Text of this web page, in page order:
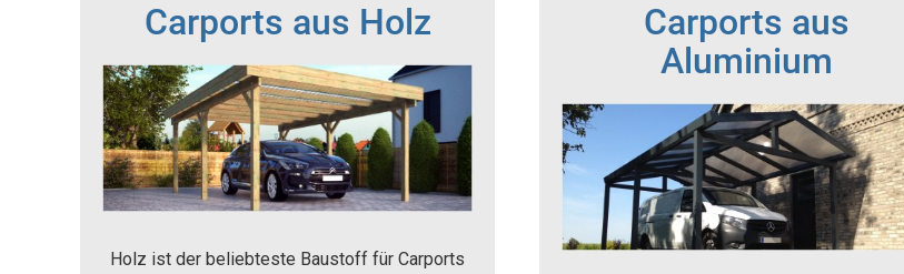
Carports aus Holz
Holz ist der beliebteste Baustoff für Carports
Carports aus
Aluminium